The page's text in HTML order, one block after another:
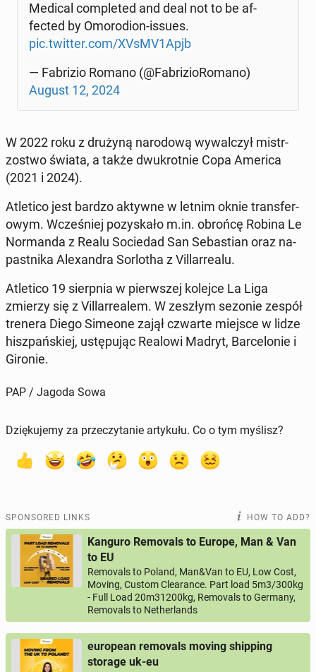
Medical com­plet­ed and deal not to be af­
fect­ed by Omoro­di­on-issues.
pic.twitter.com/XVsMV1Apjb
— Fab­rizio Romano (@Fab­rizioRo­mano)
August 12, 2024
W 2022 roku z drużyną nar­o­dową wywal­czył mis­tr­
zost­wo świata, a także dwukrot­nie Copa America
(2021 i 2024).
Atleti­co jest bardzo aktywne w letnim oknie trans­fer­
owym. Wcześniej pozyskało m.in. obrońcę Robina Le
Nor­man­da z Realu So­ciedad San Se­bas­t­ian oraz na­
past­ni­ka Alexan­dra Sor­lotha z Vil­lar­realu.
Atleti­co 19 sierp­nia w pier­wszej kolejce La Liga
zmierzy się z Vil­lar­realem. W zeszłym sezonie zespół
trenera Diego Simeone zajął czwarte miejsce w lidze
hisz­pańskiej, ustępu­jąc Realowi Madryt, Barcelonie i
Gironie.
PAP / Jagoda Sowa
Dziękujemy za przeczytanie artykułu. Co o tym myślisz?
SPONSORED LINKS HOW TO ADD?
Kanguro Removals to Europe, Man & Van
to EU
Removals to Poland, Man&Van to EU, Low Cost,
Moving, Custom Clearance. Part load 5m3/300kg
- Full Load 20m31200kg, Removals to Germany,
Removals to Netherlands
european removals moving shipping
storage uk-eu